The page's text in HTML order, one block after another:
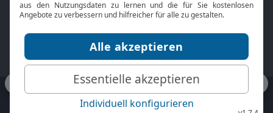
Jobs
Mediadaten
TV-Empfang
bibeltv.de: Impressum
Datenschutz
Nutzungsbedingungen